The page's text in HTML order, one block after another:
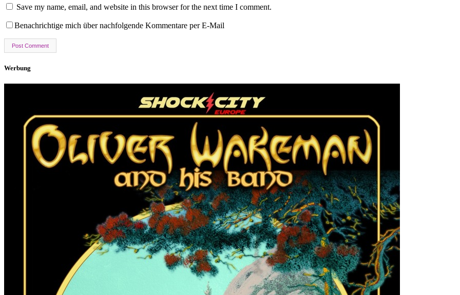
Save my name, email, and website in this browser for the next time I comment.
Benachrichtige mich über nachfolgende Kommentare per E-Mail
Werbung